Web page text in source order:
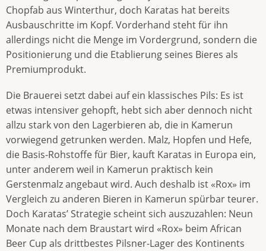
Chopfab aus Winterthur, doch Karatas hat bereits
Ausbauschritte im Kopf. Vorderhand steht für ihn
allerdings nicht die Menge im Vordergrund, sondern die
Positionierung und die Etablierung seines Bieres als
Premiumprodukt.
Die Brauerei setzt dabei auf ein klassisches Pils: Es ist
etwas intensiver gehopft, hebt sich aber dennoch nicht
allzu stark von den Lagerbieren ab, die in Kamerun
vorwiegend getrunken werden. Malz, Hopfen und Hefe,
die Basis-Rohstoffe für Bier, kauft Karatas in Europa ein,
unter anderem weil in Kamerun praktisch kein
Gerstenmalz angebaut wird. Auch deshalb ist «Rox» im
Vergleich zu anderen Bieren in Kamerun spürbar teurer.
Doch Karatas’ Strategie scheint sich auszuzahlen: Neun
Monate nach dem Braustart wird «Rox» beim African
Beer Cup als drittbestes Pilsner-Lager des Kontinents